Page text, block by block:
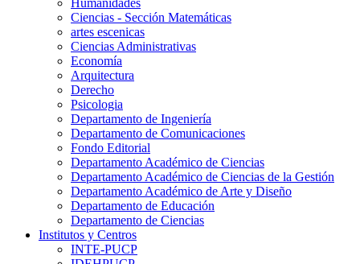
Humanidades
Ciencias - Sección Matemáticas
artes escenicas
Ciencias Administrativas
Economía
Arquitectura
Derecho
Psicologia
Departamento de Ingeniería
Departamento de Comunicaciones
Fondo Editorial
Departamento Académico de Ciencias
Departamento Académico de Ciencias de la Gestión
Departamento Académico de Arte y Diseño
Departamento de Educación
Departamento de Ciencias
Institutos y Centros
INTE-PUCP